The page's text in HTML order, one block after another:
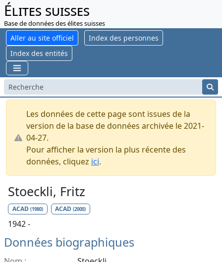
Élites suisses
Base de données des élites suisses
Aller au site officiel
Index des personnes
Index des entités
Les données de cette page sont issues de la
version de la base de données archivée le 2021-
04-27.
Pour afficher la version la plus récente des
données, cliquez ici.
Stoeckli, Fritz
ACAD (1980) ACAD(2000)
1942 -
Données biographiques